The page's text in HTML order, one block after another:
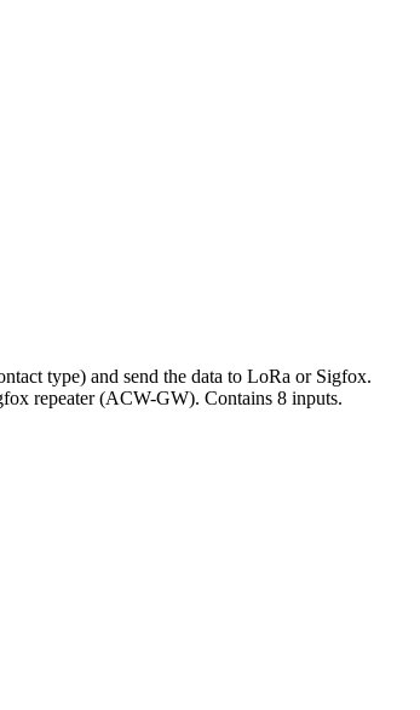
type) and send the data to LoRa or Sigfox.
repeater (ACW-GW). Contains 8 inputs.